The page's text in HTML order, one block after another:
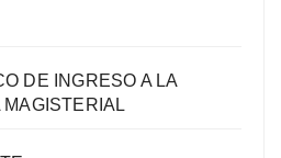
DE INGRESO A LA